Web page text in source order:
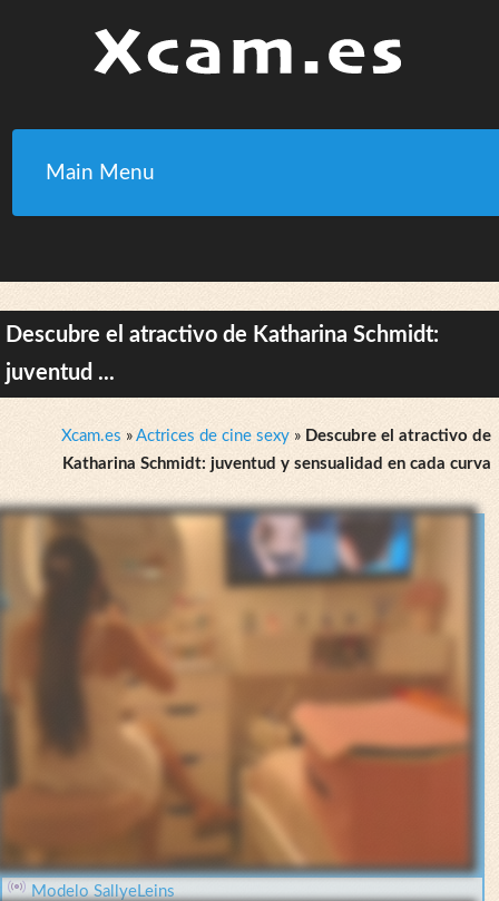
Main Menu
Descubre el atractivo de Katharina Schmidt:
juventud ...
Xcam.es » Actrices de cine sexy » Descubre el atractivo de
Katharina Schmidt: juventud y sensualidad en cada curva
Modelo SallyeLeins